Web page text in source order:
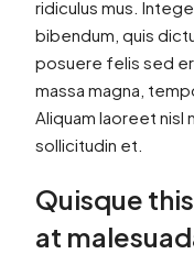
ridiculus mus.
bibendum, quis
posuere felis sed
massa magna,
Aliquam laoreet nisl
sollicitudin et.
Quisque
at